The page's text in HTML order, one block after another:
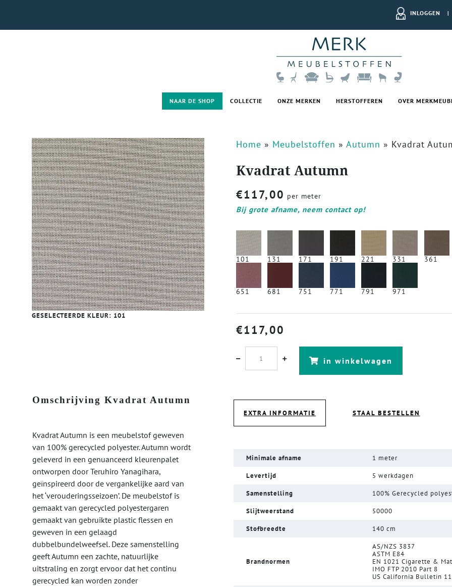
INLOGGEN |
NAAR DE SHOP COLLECTIE ONZE MERKEN HERSTOFFEREN OVER
GESELECTEERDE KLEUR: 101
Home » Meubelstoffen » Autumn » Kvadrat
Kvadrat Autumn
€117,00 per meter
Bij grote afname, neem contact op!
101 131 171 191 221 331 361
651 681 751 771 791 971
€117,00
in winkelwagen
Omschrijving Kvadrat Autumn
Kvadrat Autumn is een meubelstof geweven
van 100% gerecycled polyester. Autumn wordt
geleverd in een genuanceerd kleurenpalet
ontworpen door Teruhiro Yanagihara,
geïnspireerd door de vergankelijke aard van
het ‘verouderingsseizoen’. De meubelstof is
gemaakt van gerecycled polyestergaren
gemaakt van gebruikte plastic flessen en
geweven in een gelaagd
dubbelbundelweefsel. Deze samenstelling
geeft Autumn een zachte, natuurlijke
uitstraling en zorgt ervoor dat het continu
gerecycled kan worden zonder
EXTRA INFORMATIE STAAL BESTELLEN
Minimale afname 1 meter
Levertijd 5 werkdagen
Samenstelling 100% Gerecycled
Slijtweerstand 50000
Stofbreedte 140 cm
Brandnormen
AS/NZS 3837
ASTM E84
EN 1021 Cigarette &
IMO FTP 2010 Part 8
US California Bulletin